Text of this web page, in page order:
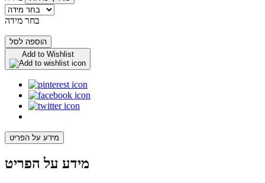
בחר מידה
הוספה לסל
Add to Wishlist
מידע על הפריט
מידע על הפריט